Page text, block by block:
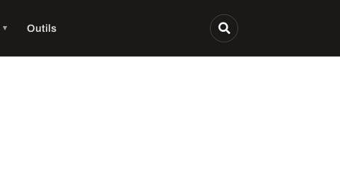
Outils